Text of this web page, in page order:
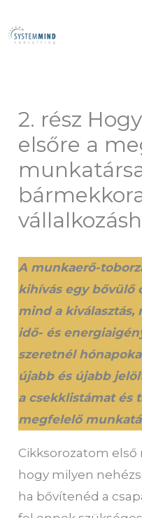
to
2. rész
elsőre a
A munkaerő-
kihívás egy bővülő
mind a kiválasztás,
idő- és
szeretnél
újabb és újabb
a csekklistámat és
megfelelő
Cikksorozatom
hogy milyen
ha bővítenéd a